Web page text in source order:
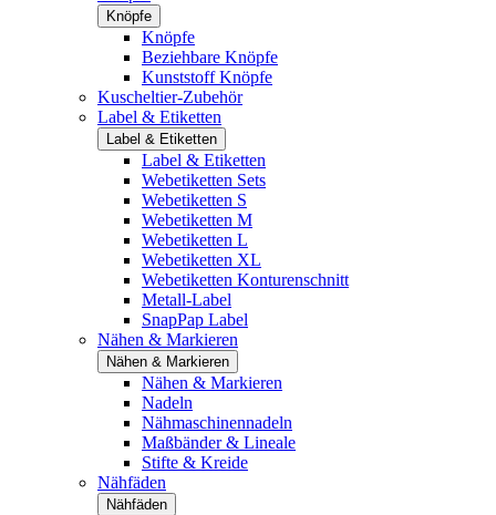
Knöpfe
Knöpfe
Beziehbare Knöpfe
Kunststoff Knöpfe
Kuscheltier-Zubehör
Label & Etiketten
Label & Etiketten
Label & Etiketten
Webetiketten Sets
Webetiketten S
Webetiketten M
Webetiketten L
Webetiketten XL
Webetiketten Konturenschnitt
Metall-Label
SnapPap Label
Nähen & Markieren
Nähen & Markieren
Nähen & Markieren
Nadeln
Nähmaschinennadeln
Maßbänder & Lineale
Stifte & Kreide
Nähfäden
Nähfäden